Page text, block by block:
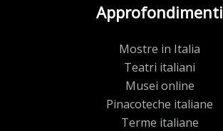
Approfondimenti
Mostre in Italia
Teatri italiani
Musei online
Pinacoteche italiane
Terme italiane